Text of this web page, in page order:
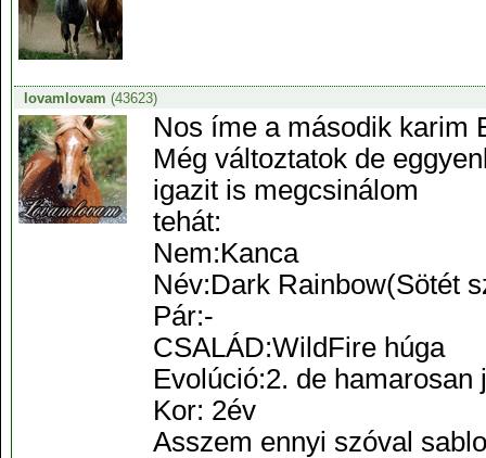
lovamlovam (43623)
Nos íme a második karim
Még változtatok de
igazit is megcsinálom
tehát:
Nem:Kanca
Név:Dark Rainbow(Sötét
Pár:-
CSALÁD:WildFire húga
Evolúció:2. de
Kor: 2év
Asszem ennyi szóval